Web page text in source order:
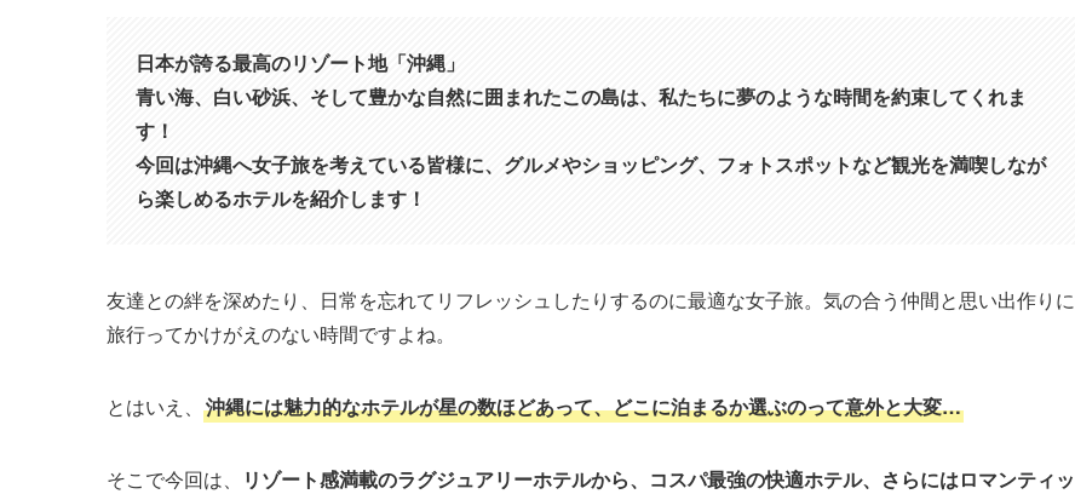
日本が誇る最高のリゾート地「沖縄」
青い海、白い砂浜、そして豊かな自然に囲まれたこの島は、私たちに夢のような時間を約束してくれま
す！
今回は沖縄へ女子旅を考えている皆様に、グルメやショッピング、フォトスポットなど観光を満喫しなが
ら楽しめるホテルを紹介します！
友達との絆を深めたり、日常を忘れてリフレッシュしたりするのに最適な女子旅。気の合う仲間と思い出作りに
旅行ってかけがえのない時間ですよね。
とはいえ、 沖縄には魅力的なホテルが星の数ほどあって、どこに泊まるか選ぶのって意外と大変…
そこで今回は、
リゾート感満載のラグジュアリーホテルから、コスパ最強の快適ホテル、さらにはロマンティッ